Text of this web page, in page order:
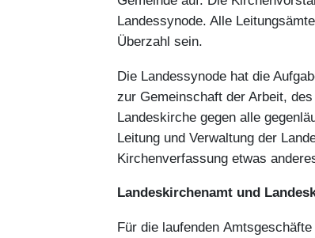
Landessynode. Alle
Überzahl sein.
Die Landessynode hat die
zur Gemeinschaft der Arbeit,
Landeskirche gegen alle
Leitung und Verwaltung der
Kirchenverfassung etwas
Landeskirchenamt und
Für die laufenden